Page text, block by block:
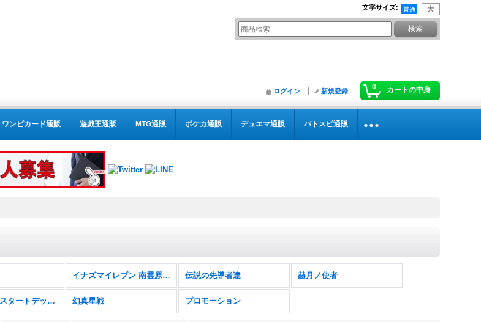
文字サイズ:
0 カートの中身
ログイン 新規登録
ワンピカード通販 遊戯王通販 MTG通販 ポケカ通販 デュエマ通販 バトスピ通販
イナズマイレブン 南雲原中＆雷門中クロニクル 伝説の先導者達 赫月ノ使者
ぶっちぎりスタートデッキ 聖域の光剣士＆帝国の暴竜 幻真星戦 プロモーション